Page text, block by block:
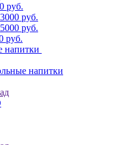
руб.
руб.
руб.
руб.
напитки
напитки